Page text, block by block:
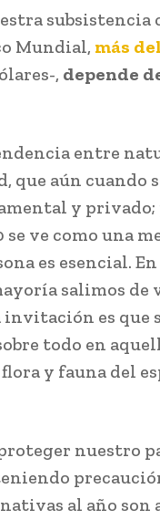
subsistencia
Mundial, más
, depende
entre
que aún cuando
y privado;
ve como una
es esencial.
salimos de
invitación es que
todo en
y fauna del
nuestro
nativas al año